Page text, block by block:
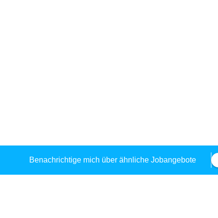
Benachrichtige mich über ähnliche Jobangebote